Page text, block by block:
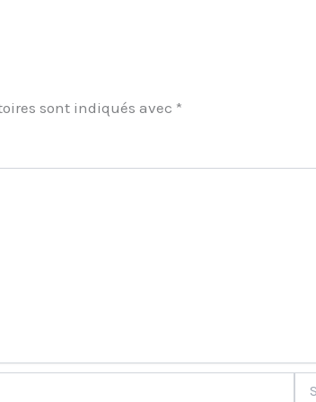
sont indiqués avec *